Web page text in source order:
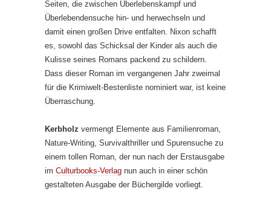
Seiten, die zwischen Überlebenskampf und
Überlebendensuche hin- und herwechseln und
damit einen großen Drive entfalten. Nixon schafft
es, sowohl das Schicksal der Kinder als auch die
Kulisse seines Romans packend zu schildern.
Dass dieser Roman im vergangenen Jahr zweimal
für die Krimiwelt-Bestenliste nominiert war, ist keine
Überraschung.
Kerbholz vermengt Elemente aus Familienroman,
Nature-Writing, Survivalthriller und Spurensuche zu
einem tollen Roman, der nun nach der Erstausgabe
im Culturbooks-Verlag nun auch in einer schön
gestalteten Ausgabe der Büchergilde vorliegt.